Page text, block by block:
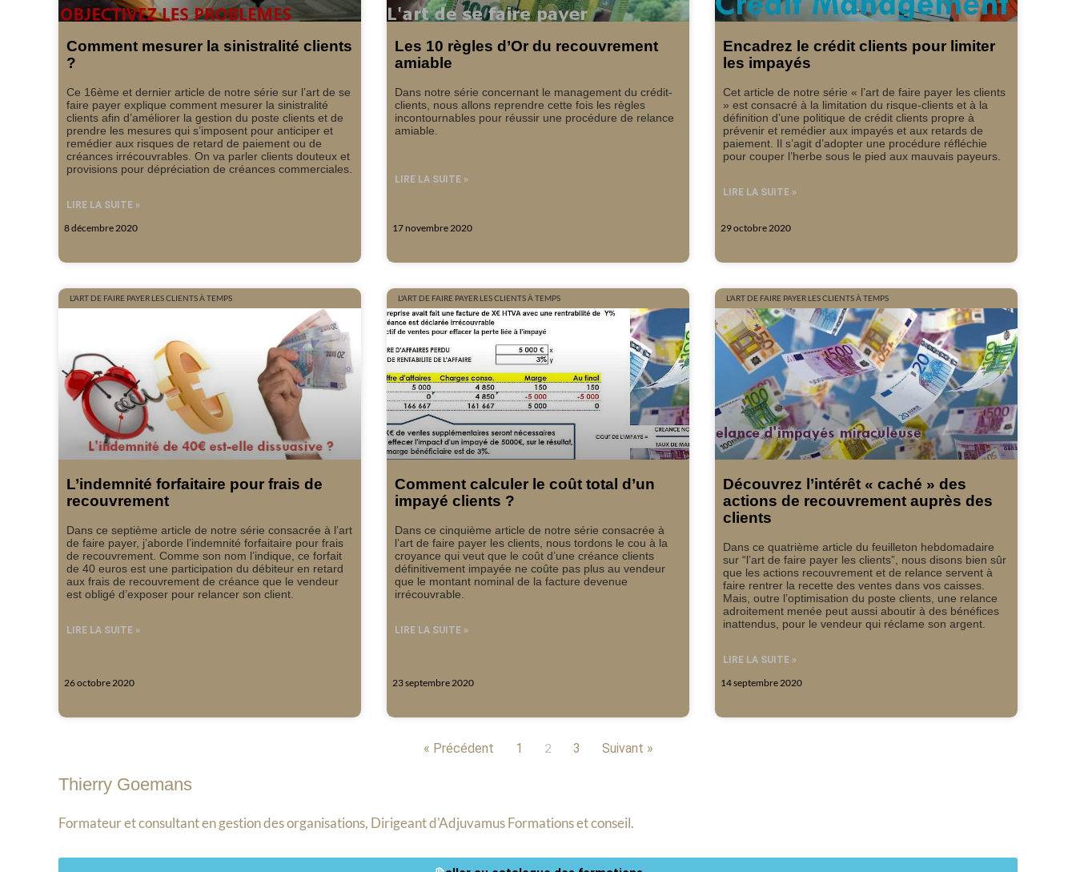
Comment mesurer la sinistralité clients
?
Ce 16ème et dernier article de notre série sur l’art de se
faire payer explique comment mesurer la sinistralité
clients afin d’améliorer la gestion du poste clients et de
prendre les mesures qui s’imposent pour anticiper et
remédier aux risques de retard de paiement ou de
créances irrécouvrables. On va parler clients douteux et
provisions pour dépréciation de créances commerciales.
LIRE LA SUITE »
8 décembre 2020
Les 10 règles d’Or du recouvrement
amiable
Dans notre série concernant le management du crédit-
clients, nous allons reprendre cette fois les règles
incontournables pour réussir une procédure de relance
amiable.
LIRE LA SUITE »
17 novembre 2020
Encadrez le crédit clients pour limiter
les impayés
Cet article de notre série « l’art de faire payer les clients
» est consacré à la limitation du risque-clients et à la
définition d’une politique de crédit clients propre à
prévenir et remédier aux impayés et aux retards de
paiement. Il s’agit d’adopter une procédure réfléchie
pour couper l’herbe sous le pied aux mauvais payeurs.
LIRE LA SUITE »
29 octobre 2020
L'ART DE FAIRE PAYER LES CLIENTS À TEMPS
L’indemnité forfaitaire pour frais de
recouvrement
Dans ce septième article de notre série consacrée à l’art
de faire payer, j’aborde l’indemnité forfaitaire pour frais
de recouvrement. Comme son nom l’indique, ce forfait
de 40 euros est une participation du débiteur en retard
aux frais de recouvrement de créance que le vendeur
est obligé d’exposer pour relancer son client.
LIRE LA SUITE »
26 octobre 2020
L'ART DE FAIRE PAYER LES CLIENTS À TEMPS
Comment calculer le coût total d’un
impayé clients ?
Dans ce cinquième article de notre série consacrée à
l’art de faire payer les clients, nous tordons le cou à la
croyance qui veut que le coût d’une créance clients
définitivement impayée ne coûte pas plus au vendeur
que le montant nominal de la facture devenue
irrécouvrable.
LIRE LA SUITE »
23 septembre 2020
L'ART DE FAIRE PAYER LES CLIENTS À TEMPS
Découvrez l’intérêt « caché » des
actions de recouvrement auprès des
clients
Dans ce quatrième article du feuilleton hebdomadaire
sur “l’art de faire payer les clients”, nous disons bien sûr
que les actions recouvrement et de relance servent à
faire rentrer la recette des ventes dans vos caisses.
Mais, outre l’optimisation du poste clients, une relance
adroitement menée peut aussi aboutir à des bénéfices
inattendus, pour le vendeur qui réclame son argent.
LIRE LA SUITE »
14 septembre 2020
« Précédent 1 2 3 Suivant »
Thierry Goemans
Formateur et consultant en gestion des organisations, Dirigeant d'Adjuvamus Formations et conseil.